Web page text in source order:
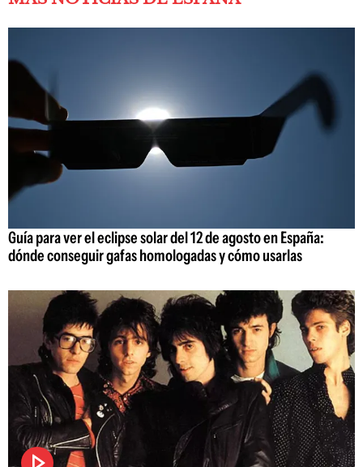
Guía para ver el eclipse solar del 12 de agosto en España:
dónde conseguir gafas homologadas y cómo usarlas